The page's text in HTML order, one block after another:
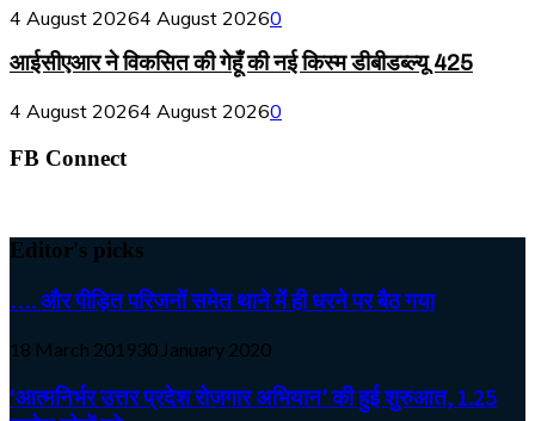
4 August 20264 August 20260
आईसीएआर ने विकसित की गेहूँ की नई किस्म डीबीडब्ल्यू 425
4 August 20264 August 20260
FB Connect
Editor's picks
…. और पीड़ित परिजनों समेत थाने में ही धरने पर बैठ गया
18 March 201930 January 2020
‘आत्मनिर्भर उत्तर प्रदेश रोजगार अभियान’ की हुई शुरुआत, 1.25